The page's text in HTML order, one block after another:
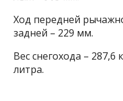
Ход передней
задней – 229 мм.
Вес снегохода – 287,6
литра.